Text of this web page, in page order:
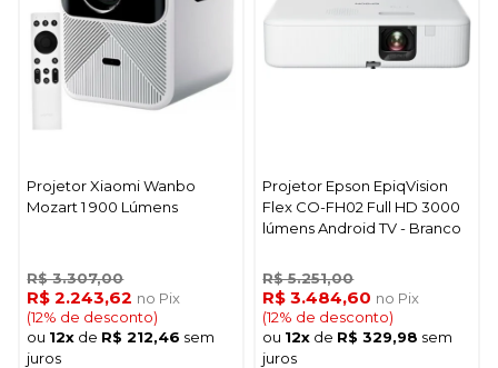
Projetor Xiaomi Wanbo
Mozart 1 900 Lúmens
R$ 3.307,00
R$ 2.243,62 no Pix
(12% de desconto)
ou 12x de R$ 212,46 sem
juros
Projetor Epson EpiqVision
Flex CO-FH02 Full HD 3000
lúmens Android TV - Branco
R$ 5.251,00
R$ 3.484,60 no Pix
(12% de desconto)
ou 12x de R$ 329,98 sem
juros